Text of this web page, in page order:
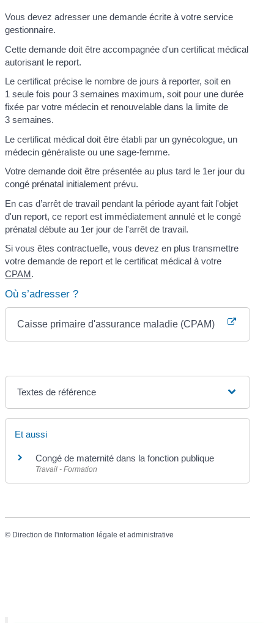
Vous devez adresser une demande écrite à votre service
gestionnaire.
Cette demande doit être accompagnée d'un certificat médical
autorisant le report.
Le certificat précise le nombre de jours à reporter, soit en
1 seule fois pour 3 semaines maximum, soit pour une durée
fixée par votre médecin et renouvelable dans la limite de
3 semaines.
Le certificat médical doit être établi par un gynécologue, un
médecin généraliste ou une sage-femme.
Votre demande doit être présentée au plus tard le 1er jour du
congé prénatal initialement prévu.
En cas d’arrêt de travail pendant la période ayant fait l'objet
d'un report, ce report est immédiatement annulé et le congé
prénatal débute au 1er jour de l'arrêt de travail.
Si vous êtes contractuelle, vous devez en plus transmettre
votre demande de report et le certificat médical à votre
CPAM.
Où s’adresser ?
Caisse primaire d'assurance maladie (CPAM)
Textes de référence
Et aussi
Congé de maternité dans la fonction publique
Travail - Formation
© Direction de l'information légale et administrative